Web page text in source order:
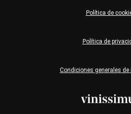
Condiciones generales de
Política de
Política de